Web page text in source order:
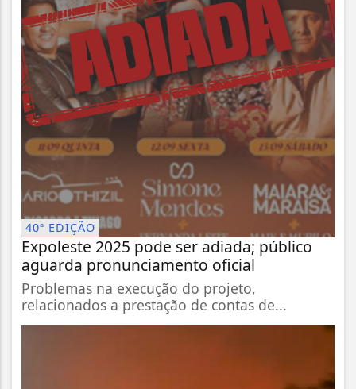
40ª EDIÇÃO
Expoleste 2025 pode ser adiada; público
aguarda pronunciamento oficial
Problemas na execução do projeto,
relacionados a prestação de contas de...